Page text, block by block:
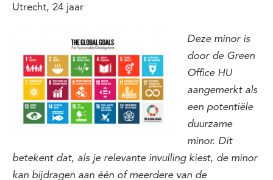
Utrecht, 24 jaar
Deze minor is
door de Green
Office HU
aangemerkt als
een potentiële
duurzame
minor. Dit
betekent dat, als je relevante invulling kiest, de minor
kan bijdragen aan één of meerdere van de